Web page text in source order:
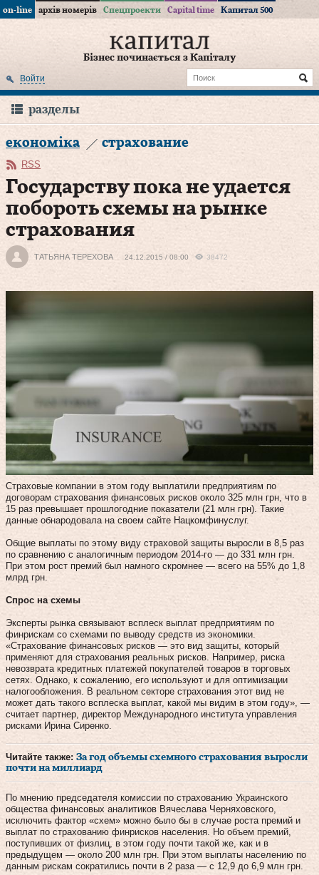
on-line архів номерів Спецпроекти Capital time Капитал 500
Бізнес починається з Капіталу
Войти
разделы
економіка страхование
RSS
Государству пока не удается
побороть схемы на рынке
страхования
ТАТЬЯНА ТЕРЕХОВА 24.12.2015 / 08:00 38472
Страховые компании в этом году выплатили предприятиям по
договорам страхования финансовых рисков около 325 млн грн, что в
15 раз превышает прошлогодние показатели (21 млн грн). Такие
данные обнародовала на своем сайте Нацкомфинуслуг.
Общие выплаты по этому виду страховой защиты выросли в 8,5 раз
по сравнению с аналогичным периодом 2014-го — до 331 млн грн.
При этом рост премий был намного скромнее — всего на 55% до 1,8
млрд грн.
Спрос на схемы
Эксперты рынка связывают всплеск выплат предприятиям по
финрискам со схемами по выводу средств из экономики.
«Страхование финансовых рисков — это вид защиты, который
применяют для страхования реальных рисков. Например, риска
невозврата кредитных платежей покупателей товаров в торговых
сетях. Однако, к сожалению, его используют и для оптимизации
налогообложения. В реальном секторе страхования этот вид не
может дать такого всплеска выплат, какой мы видим в этом году», —
считает партнер, директор Международного института управления
рисками Ирина Сиренко.
Читайте также: За год объемы схемного страхования выросли
почти на миллиард
По мнению председателя комиссии по страхованию Украинского
общества финансовых аналитиков Вячеслава Черняховского,
исключить фактор «схем» можно было бы в случае роста премий и
выплат по страхованию финрисков населения. Но объем премий,
поступивших от физлиц, в этом году почти такой же, как и в
предыдущем — около 200 млн грн. При этом выплаты населению по
данным рискам сократились почти в 2 раза — с 12,9 до 6,9 млн грн.